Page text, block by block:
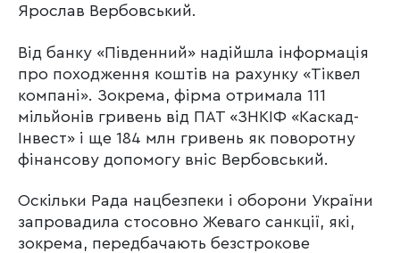
Ярослав Вербовський.
Від банку «Південний» надійшла інформація
про походження коштів на рахунку «Тіквел
компані». Зокрема, фірма отримала 111
мільйонів гривень від ПАТ «ЗНКІФ «Каскад-
Інвест» і ще 184 млн гривень як поворотну
фінансову допомогу вніс Вербовський.
Оскільки Рада нацбезпеки і оборони України
запровадила стосовно Жеваго санкції, які,
зокрема, передбачають безстрокове